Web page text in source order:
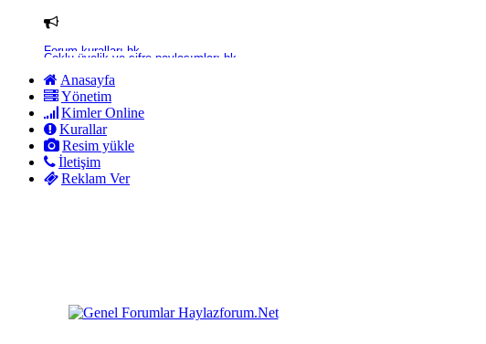
Çoklu üyelik ve şifre paylaşımları hk.
Anasayfa
Yönetim
Kimler Online
Kurallar
Resim yükle
İletişim
Reklam Ver